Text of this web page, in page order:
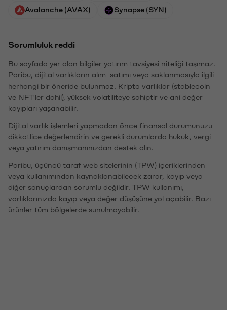
Avalanche (AVAX) Synapse (SYN)
Sorumluluk reddi
Bu sayfada yer alan bilgiler yatırım tavsiyesi niteliği taşımaz.
Paribu, dijital varlıkların alım-satımı veya saklanmasıyla ilgili
herhangi bir öneride bulunmaz. Kripto varlıklar (stablecoin
ve NFT'ler dahil), yüksek volatiliteye sahiptir ve ani değer
kayıpları yaşanabilir.
Dijital varlık işlemleri yapmadan önce finansal durumunuzu
dikkatlice değerlendirin ve gerekli durumlarda hukuk, vergi
veya yatırım danışmanınızdan destek alın.
Paribu, üçüncü taraf web sitelerinin (TPW) içeriklerinden
veya kullanımından kaynaklanabilecek zarar, kayıp veya
diğer sonuçlardan sorumlu değildir. TPW kullanımı,
varlıklarınızda kayıp veya değer düşüşüne yol açabilir. Bazı
ürünler tüm bölgelerde sunulmayabilir.